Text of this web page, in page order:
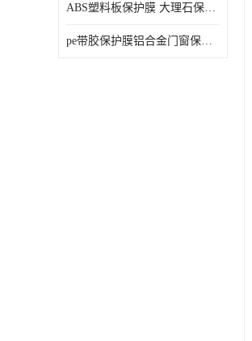
ABS塑料板保护膜 大理石保护膜 缠鱼竿保护膜
pe带胶保护膜铝合金门窗保护不锈钢板保护膜大理石建筑材料保护